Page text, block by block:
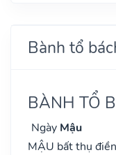
Bành tổ
BÀNH TỔ
Ngày Mậu
MẬU bất thụ